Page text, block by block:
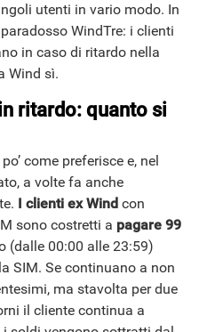
utenti in vario modo. In
WindTre: i clienti
in caso di ritardo nella
Wind sì.
ritardo: quanto si
come preferisce e, nel
a volte fa anche
I clienti ex Wind con
sono costretti a pagare 99
(dalle 00:00 alle 23:59)
SIM. Se continuano a non
ma stavolta per due
il cliente continua a